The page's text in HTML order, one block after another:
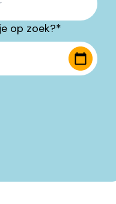
op zoek?*